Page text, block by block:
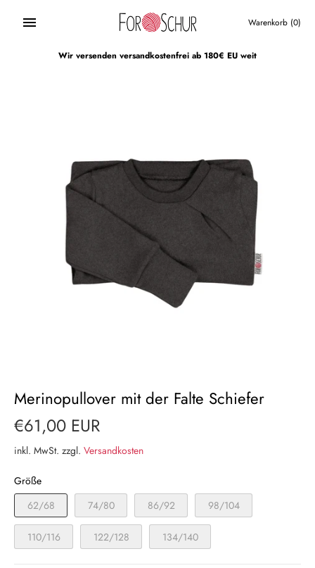
Warenkorb (0)
Wir versenden versandkostenfrei ab 180€ EU weit
Merinopullover mit der Falte Schiefer
€61,00 EUR
inkl. MwSt. zzgl. Versandkosten
Größe
62/68
74/80 86/92 98/104
110/116 122/128 134/140